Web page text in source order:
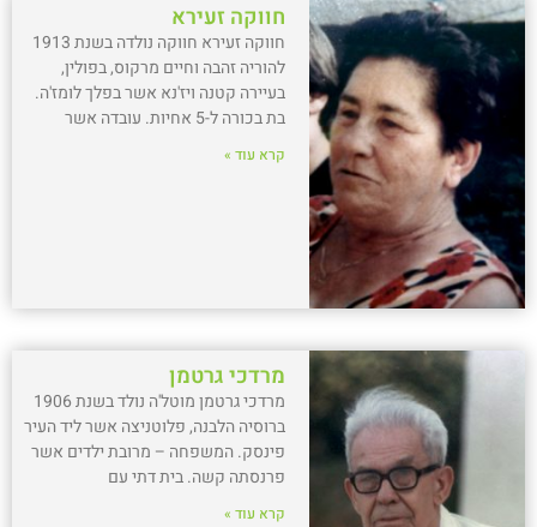
חווקה זעירא
חווקה זעירא חווקה נולדה בשנת 1913
להוריה זהבה וחיים מרקוס, בפולין,
בעיירה קטנה ויז'נא אשר בפלך לומז'ה.
בת בכורה ל-5 אחיות. עובדה אשר
קרא עוד »
מרדכי גרטמן
מרדכי גרטמן מוטל'ה נולד בשנת 1906
ברוסיה הלבנה, פלוטניצה אשר ליד העיר
פינסק. המשפחה – מרובת ילדים אשר
פרנסתה קשה. בית דתי עם
קרא עוד »